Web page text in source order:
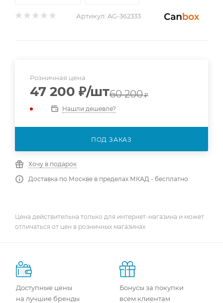
Артикул: AG-362333
Розничная цена
47 200 ₽/шт60 200₽
Нашли дешевле?
ПОД ЗАКАЗ
Хочу в подарок
Доставка по Москве в пределах МКАД - бесплатно
Цена действительна только для интернет-магазина и может
отличаться от цен в розничных магазинах
Доступные цены
на лучшие бренды
Бонусы за покупки
всем клиентам